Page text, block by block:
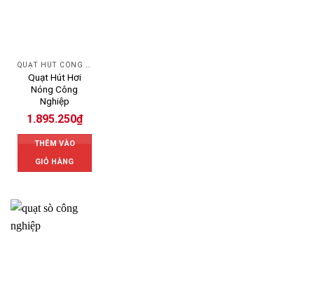
QUẠT HÚT CÔNG NGHIỆP
Quạt Hút Hơi
Nóng Công
Nghiệp
1.895.250₫
THÊM VÀO
GIỎ HÀNG